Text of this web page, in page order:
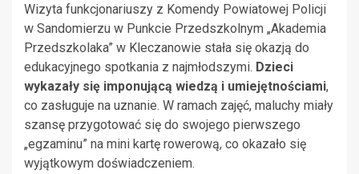
Wizyta funkcjonariuszy z Komendy Powiatowej Policji
w Sandomierzu w Punkcie Przedszkolnym „Akademia
Przedszkolaka” w Kleczanowie stała się okazją do
edukacyjnego spotkania z najmłodszymi. Dzieci
wykazały się imponującą wiedzą i umiejętnościami,
co zasługuje na uznanie. W ramach zajęć, maluchy miały
szansę przygotować się do swojego pierwszego
„egzaminu” na mini kartę rowerową, co okazało się
wyjątkowym doświadczeniem.